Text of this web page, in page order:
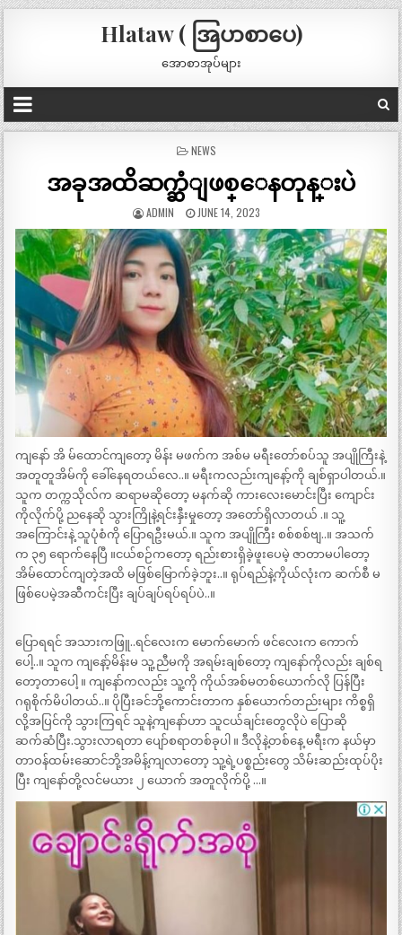
Hlataw ( အြပာစာပေ)
အောစာအုပ်များ
POSTED
NEWS
အခုအထိဆက္ဆံျဖစ္ေနတုန္းပဲ
ADMIN JUNE 14, 2023
ကျနော် အိ မ်ထောင်ကျတော့ မိန်း မဖက်က အစ်မ မရီးတော်စပ်သူ အပျိုကြီးနဲ့
အတူတူအိမ်ကို ခေါ်နေရတယ်လေ..။ မရီးကလည်းကျနော့်ကို ချစ်ရှာပါတယ်.။
သူက တက္ကသိုလ်က ဆရာမဆိုတော့ မနက်ဆို ကားလေးမောင်းပြီး ကျောင်း
ကိုလိုက်ပို့ ညနေဆို သွားကြိုနဲ့ရင်းနှီးမှုတော့ အတော်ရှိလာတယ် .။ သူ့
အကြောင်းနဲ့ သူပုံစံကို ပြောရဦးမယ်.။ သူက အပျိုကြီး စစ်စစ်ဗျ..။ အသက်
က ၃၅ ရောက်နေပြီ ။ငယ်စဉ်ကတော့ ရည်းစားရှိခဲ့ဖူးပေမဲ့ ဇာတာမပါတော့
အိမ်ထောင်ကျတဲ့အထိ မဖြစ်မြောက်ခဲ့ဘူး..။ ရုပ်ရည်နဲ့ကိုယ်လုံးက ဆက်စီ မ
ဖြစ်ပေမဲ့အဆီကင်းပြီး ချပ်ချပ်ရပ်ရပ်ပဲ..။
ပြောရရင် အသားကဖြူ..ရင်လေးက မောက်မောက် ဖင်လေးက ကောက်
ပေါ့..။ သူက ကျနော့်မိန်းမ သူ့ညီမကို အရမ်းချစ်တော့ ကျနော်ကိုလည်း ချစ်ရ
တော့တာပေါ့ ။ ကျနော်ကလည်း သူ့ကို ကိုယ်အစ်မတစ်ယောက်လို ပြန်ပြီး
ဂရုစိုက်မိပါတယ်..။ ပိုပြီးခင်ဘို့ကောင်းတာက နှစ်ယောက်တည်းများ ကိစ္စရှိ
လို့အပြင်ကို သွားကြရင် သူနဲ့ကျနော်ဟာ သူငယ်ချင်းတွေလိုပဲ ပြောဆို
ဆက်ဆံပြီး.သွားလာရတာ ပျော်စရာတစ်ခုပါ ။ ဒီလိုနဲ့တစ်နေ့ မရီးက နယ်မှာ
တာဝန်ထမ်းဆောင်ဘို့အမိန့်ကျလာတော့ သူ့ရဲ့ပစ္စည်းတွေ သိမ်းဆည်းထုပ်ပိုး
ပြီး ကျနော်တို့လင်မယား ၂ ယောက် အတူလိုက်ပို့ …။